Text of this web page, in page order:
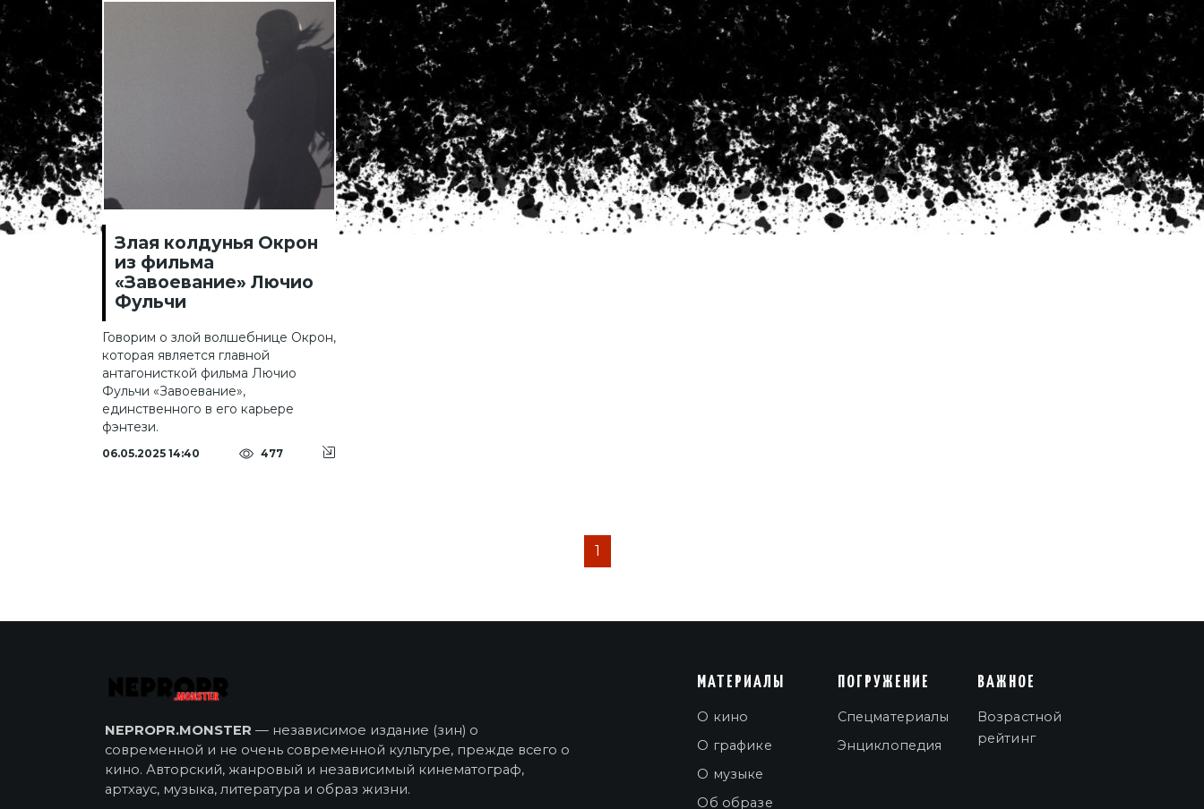
Злая колдунья Окрон
из фильма
«Завоевание» Лючио
Фульчи
Говорим о злой волшебнице Окрон,
которая является главной
антагонисткой фильма Лючио
Фульчи «Завоевание»,
единственного в его карьере
фэнтези.
06.05.2025 14:40 477
1
NEPROPR.MONSTER — независимое издание (зин) о
современной и не очень современной культуре, прежде всего о
кино. Авторский, жанровый и независимый кинематограф,
артхаус, музыка, литература и образ жизни.
МАТЕРИАЛЫ
О кино
О графике
О музыке
Об образе
ПОГРУЖЕНИЕ
Спецматериалы
Энциклопедия
ВАЖНОЕ
Возрастной
рейтинг